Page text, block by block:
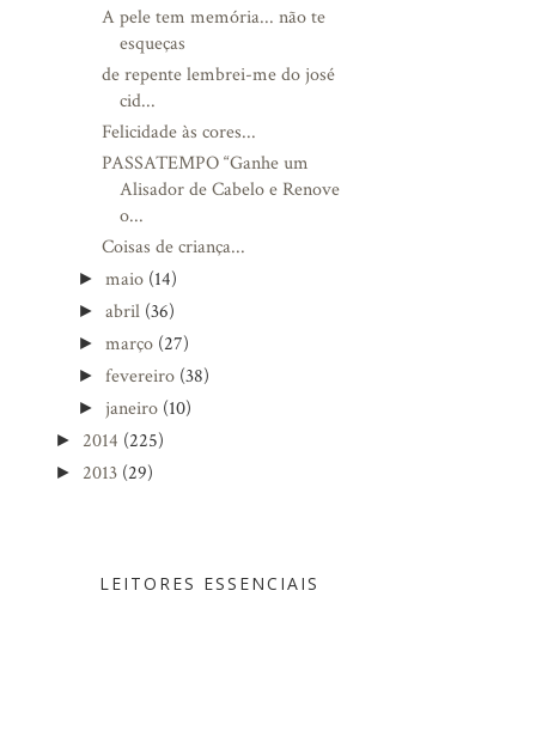
A pele tem memória... não te
esqueças
de repente lembrei-me do josé
cid...
Felicidade às cores...
PASSATEMPO “Ganhe um
Alisador de Cabelo e Renove
o...
Coisas de criança...
►maio (14)
►abril (36)
►março (27)
► fevereiro (38)
► janeiro (10)
► 2014 (225)
► 2013 (29)
LEITORES ESSENCIAIS